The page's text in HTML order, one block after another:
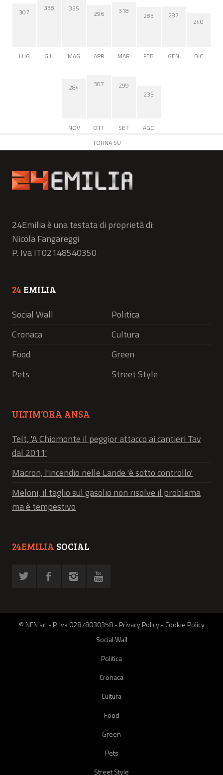
307
LUG
338
GIU
335
MAG
296
APR
318
MAR
283
FEB
287
GEN
240
DIC
284
NOV
307
OTT
299
SET
233
AGO
TORNA SU
24Emilia è una testata di proprietà di:
Nicola Fangareggi
P. Iva IT02148540350
24 EMILIA
Social Wall
Politica
Cronaca
Cultura
Food
Green
Pets
Street Style
ULTIM’ORA ANSA
Telt, 'A Chiomonte il peggior attacco ai cantieri Tav
dal 2011'
Macron, l'incendio nelle Lande 'è sotto controllo'
Meloni, il taglio sul gasolio non risolve il problema
ma è tempestivo
24EMILIA SOCIAL
© NFN srl - P. Iva 02878030358 -Privacy Policy-Cookie Policy
Social Wall
Politica
Cronaca
Cultura
Food
Green
Pets
Street Style